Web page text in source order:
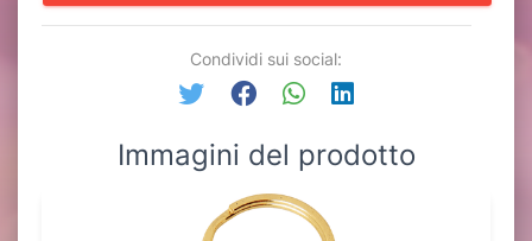
Condividi sui social:
Immagini del prodotto